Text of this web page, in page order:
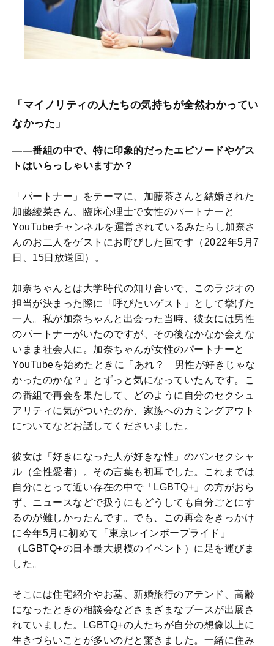
「マイノリティの人たちの気持ちが全然わかってい
なかった」
――番組の中で、特に印象的だったエピソードやゲス
トはいらっしゃいますか？
「パートナー」をテーマに、加藤茶さんと結婚された
加藤綾菜さん、臨床心理士で女性のパートナーと
YouTubeチャンネルを運営されているみたらし加奈さ
んのお二人をゲストにお呼びした回です（2022年5月7
日、15日放送回）。
加奈ちゃんとは大学時代の知り合いで、このラジオの
担当が決まった際に「呼びたいゲスト」として挙げた
一人。私が加奈ちゃんと出会った当時、彼女には男性
のパートナーがいたのですが、その後なかなか会えな
いまま社会人に。加奈ちゃんが女性のパートナーと
YouTubeを始めたときに「あれ？ 男性が好きじゃな
かったのかな？」とずっと気になっていたんです。こ
の番組で再会を果たして、どのように自分のセクシュ
アリティに気がついたのか、家族へのカミングアウト
についてなどお話してくださいました。
彼女は「好きになった人が好きな性」のパンセクシャ
ル（全性愛者）。その言葉も初耳でした。これまでは
自分にとって近い存在の中で「LGBTQ+」の方がおら
ず、ニュースなどで扱うにもどうしても自分ごとにす
るのが難しかったんです。でも、この再会をきっかけ
に今年5月に初めて「東京レインボープライド」
（LGBTQ+の日本最大規模のイベント）に足を運びま
した。
そこには住宅紹介やお墓、新婚旅行のアテンド、高齢
になったときの相談会などさまざまなブースが出展さ
れていました。LGBTQ+の人たちが自分の想像以上に
生きづらいことが多いのだと驚きました。一緒に住み